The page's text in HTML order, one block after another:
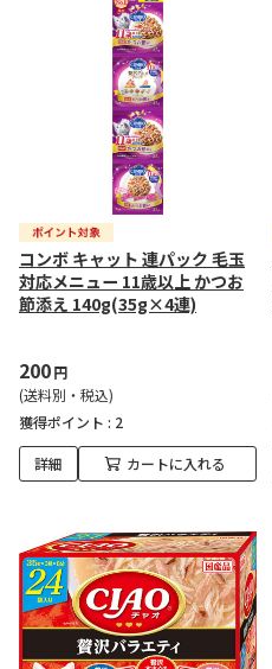
コンボ キャット 連パック 毛玉
対応メニュー 11歳以上 かつお
節添え 140g(35g×4連)
200円
(送料別・税込)
獲得ポイント : 2
詳細 カートに入れる